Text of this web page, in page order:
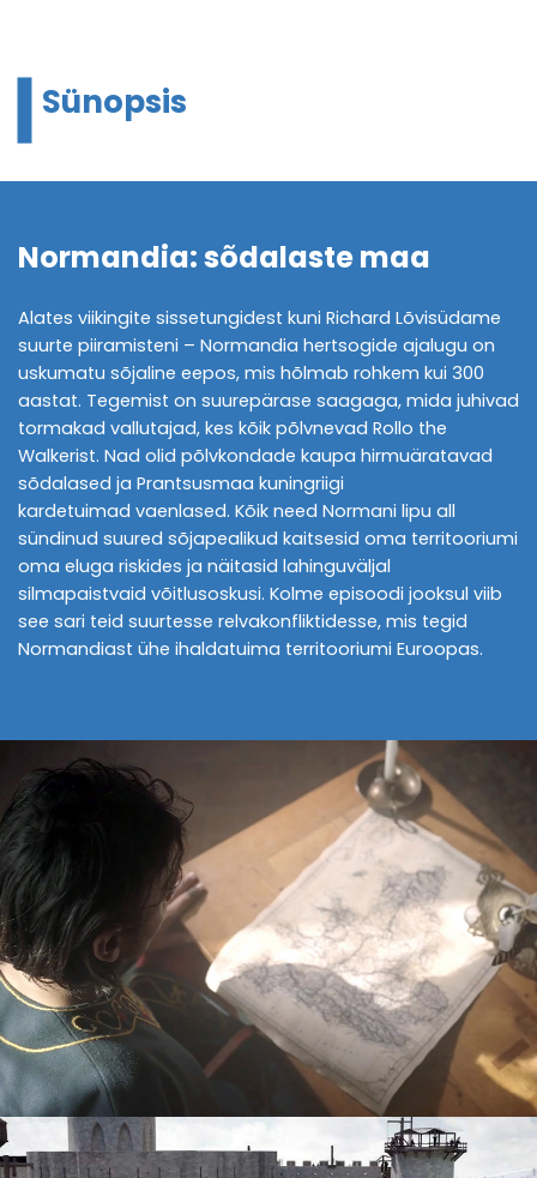
Sünopsis
Normandia: sõdalaste maa
Alates viikingite sissetungidest kuni Richard Lõvisüdame
suurte piiramisteni – Normandia hertsogide ajalugu on
uskumatu sõjaline eepos, mis hõlmab rohkem kui 300
aastat. Tegemist on suurepärase saagaga, mida juhivad
tormakad vallutajad, kes kõik põlvnevad Rollo the
Walkerist. Nad olid põlvkondade kaupa hirmuäratavad
sõdalased ja Prantsusmaa kuningriigi
kardetuimad vaenlased. Kõik need Normani lipu all
sündinud suured sõjapealikud kaitsesid oma territooriumi
oma eluga riskides ja näitasid lahinguväljal
silmapaistvaid võitlusoskusi. Kolme episoodi jooksul viib
see sari teid suurtesse relvakonfliktidesse, mis tegid
Normandiast ühe ihaldatuima territooriumi Euroopas.